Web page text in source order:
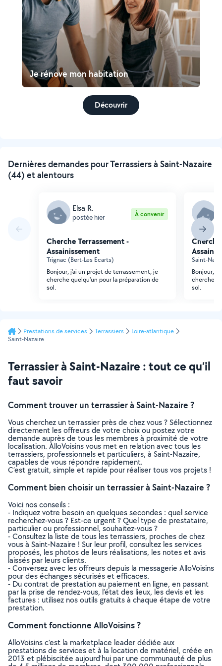
Je rénove mon habitation
Découvrir
Dernières demandes pour Terrassiers à Saint-Nazaire
(44) et alentours
Elsa R.
postée hier À convenir
Cherche Terrassement -
Assainissement
Trignac (Bert-Les Ecarts)
Bonjour, j'ai un projet de terrassement, je
cherche quelqu'un pour la préparation de
sol.
Saint-
Bonjour,
cherche
sol.
Prestations de services Terrassiers
Loire-atlantique
Saint-Nazaire
Terrassier à Saint-Nazaire : tout ce qu’il
faut savoir
Comment trouver un terrassier à Saint-Nazaire ?
Vous cherchez un terrassier près de chez vous ? Sélectionnez
directement les offreurs de votre choix ou postez votre
demande auprès de tous les membres à proximité de votre
localisation. AlloVoisins vous met en relation avec tous les
terrassiers, professionnels et particuliers, à Saint-Nazaire,
capables de vous répondre rapidement.
C’est gratuit, simple et rapide pour réaliser tous vos projets !
Comment bien choisir un terrassier à Saint-Nazaire ?
Voici nos conseils :
- Indiquez votre besoin en quelques secondes : quel service
recherchez-vous ? Est-ce urgent ? Quel type de prestataire,
particulier ou professionnel, souhaitez-vous ?
- Consultez la liste de tous les terrassiers, proches de chez
vous à Saint-Nazaire ! Sur leur profil, consultez les services
proposés, les photos de leurs réalisations, les notes et avis
laissés par leurs clients.
- Conversez avec les offreurs depuis la messagerie AlloVoisins
pour des échanges sécurisés et efficaces.
- Du contrat de prestation au paiement en ligne, en passant
par la prise de rendez-vous, l’état des lieux, les devis et les
factures : utilisez nos outils gratuits à chaque étape de votre
prestation.
Comment fonctionne AlloVoisins ?
AlloVoisins c’est la marketplace leader dédiée aux
prestations de services et à la location de matériel, créée en
2013 et plébiscitée aujourd’hui par une communauté de plus